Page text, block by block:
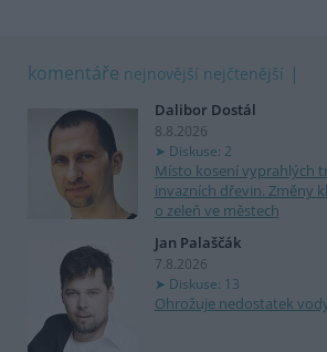
komentáře nejnovější nejčtenější
Dalibor Dostál
8.8.2026
Diskuse: 2
Místo kosení vyprahlých
invazních dřevin. Změny
o zeleň ve městech
Jan Palaščák
7.8.2026
Diskuse: 13
Ohrožuje nedostatek